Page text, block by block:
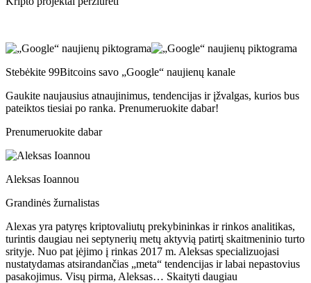
Stebėkite 99Bitcoins savo „Google“ naujienų kanale
Gaukite naujausius atnaujinimus, tendencijas ir įžvalgas, kurios bus
pateiktos tiesiai po ranka. Prenumeruokite dabar!
Prenumeruokite dabar
Aleksas Ioannou
Grandinės žurnalistas
Alexas yra patyręs kriptovaliutų prekybininkas ir rinkos analitikas,
turintis daugiau nei septynerių metų aktyvią patirtį skaitmeninio turto
srityje. Nuo pat įėjimo į rinkas 2017 m. Aleksas specializuojasi
nustatydamas atsirandančias „meta“ tendencijas ir labai nepastovius
pasakojimus. Visų pirma, Aleksas… Skaityti daugiau